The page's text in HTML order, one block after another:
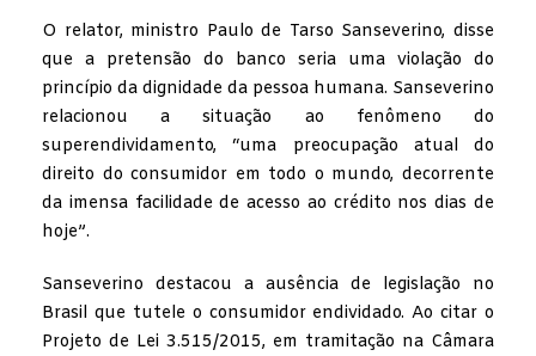
O relator, ministro Paulo de Tarso Sanseverino, disse
que a pretensão do banco seria uma violação do
princípio da dignidade da pessoa humana. Sanseverino
relacionou a situação ao fenômeno do
superendividamento, “uma preocupação atual do
direito do consumidor em todo o mundo, decorrente
da imensa facilidade de acesso ao crédito nos dias de
hoje”.
Sanseverino destacou a ausência de legislação no
Brasil que tutele o consumidor endividado. Ao citar o
Projeto de Lei 3.515/2015, em tramitação na Câmara